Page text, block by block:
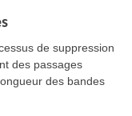
de suppression
des passages
des bandes